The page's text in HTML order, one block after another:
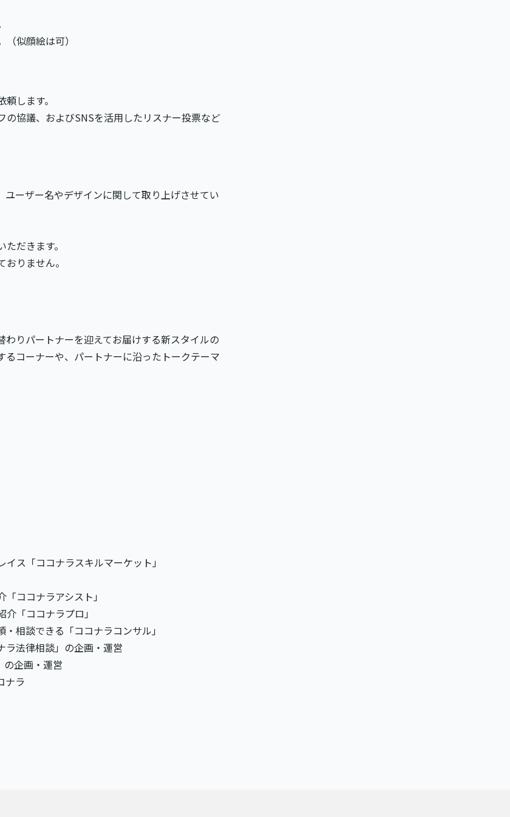
似顔絵は可）
します。
協議、およびSNSを活用したリスナー投票など
ーザー名やデザインに関して取り上げさせてい
だきます。
りません。
りパートナーを迎えてお届けする新スタイルの
コーナーや、パートナーに沿ったトークテーマ
ス「ココナラスキルマーケット」
ココナラアシスト」
「ココナラプロ」
相談できる「ココナラコンサル」
ラ法律相談」の企画・運営
の企画・運営
ナラ